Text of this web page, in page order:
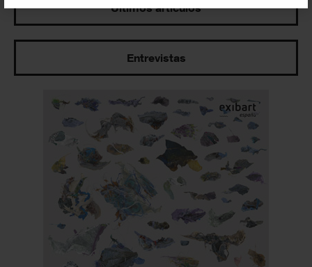
Últimos artículos
Entrevistas